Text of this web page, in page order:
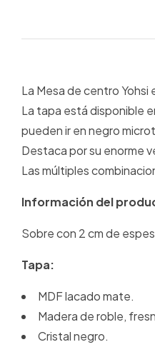
La Mesa de centro
La tapa está disponible
pueden ir en negro
Destaca por su enorme
Las múltiples
Información del
Sobre con 2 cm de
Tapa:
MDF lacado mate.
Madera de roble,
Cristal negro.